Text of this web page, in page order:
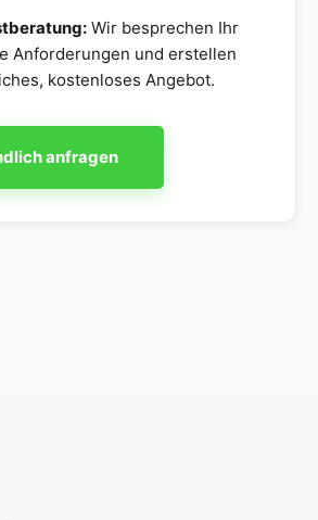
Wir besprechen Ihr
Anforderungen und erstellen
kostenloses Angebot.
anfragen